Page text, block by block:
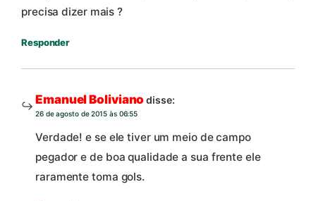
precisa dizer mais ?
Responder
Emanuel Boliviano disse:
26 de agosto de 2015 às 06:55
Verdade! e se ele tiver um meio de campo
pegador e de boa qualidade a sua frente ele
raramente toma gols.